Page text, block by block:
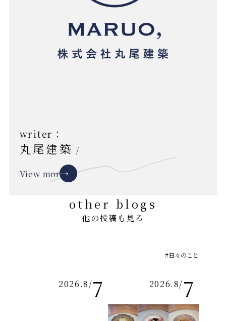
writer：
丸尾建築 /
View more
other blogs
他の投稿も見る
2026.8/7 2026.8/7
#日々のこと